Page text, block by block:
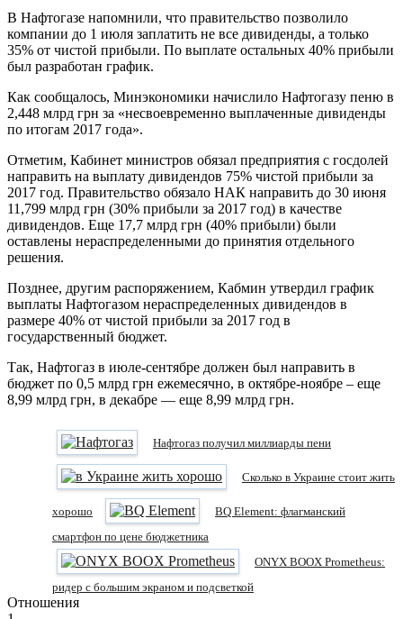
В Нафтогазе напомнили, что правительство позволило
компании до 1 июля заплатить не все дивиденды, а только
35% от чистой прибыли. По выплате остальных 40% прибыли
был разработан график.
Как сообщалось, Минэкономики начислило Нафтогазу пеню в
2,448 млрд грн за «несвоевременно выплаченные дивиденды
по итогам 2017 года».
Отметим, Кабинет министров обязал предприятия с госдолей
направить на выплату дивидендов 75% чистой прибыли за
2017 год. Правительство обязало НАК направить до 30 июня
11,799 млрд грн (30% прибыли за 2017 год) в качестве
дивидендов. Еще 17,7 млрд грн (40% прибыли) были
оставлены нераспределенными до принятия отдельного
решения.
Позднее, другим распоряжением, Кабмин утвердил график
выплаты Нафтогазом нераспределенных дивидендов в
размере 40% от чистой прибыли за 2017 год в
государственный бюджет.
Так, Нафтогаз в июле-сентябре должен был направить в
бюджет по 0,5 млрд грн ежемесячно, в октябре-ноябре – еще
8,99 млрд грн, в декабре — еще 8,99 млрд грн.
Нафтогаз получил миллиарды пени
Сколько в Украине стоит жить
хорошо
BQ Element: флагманский
смартфон по цене бюджетника
ONYX BOOX Prometheus:
ридер с большим экраном и подсветкой
Отношения